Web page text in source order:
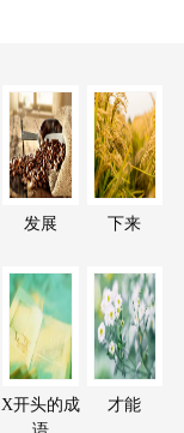
发展 下来
X开头的成
才能